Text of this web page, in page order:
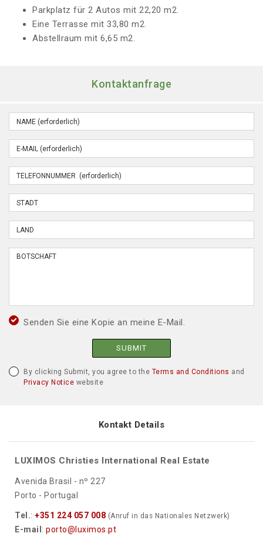
Parkplatz für 2 Autos mit 22,20 m2.
Eine Terrasse mit 33,80 m2.
Abstellraum mit 6,65 m2.
Kontaktanfrage
Senden Sie eine Kopie an meine E-Mail.
SUBMIT
By clicking Submit, you agree to the Terms and Conditions and
Privacy Notice website
Kontakt Details
LUXIMOS Christies International Real Estate
Avenida Brasil - nº 227
Porto - Portugal
Tel.: +351 224 057 008 (Anruf in das Nationales Netzwerk)
E-mail : porto@luximos.pt